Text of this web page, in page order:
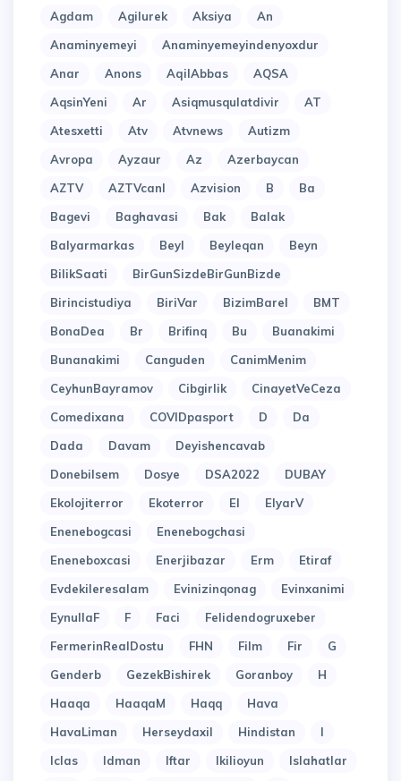
Agdam
Agilurek Aksiya
An
Anaminyemeyi
Anaminyemeyindenyoxdur
Anar
Anons AqilAbbas
AQSA
AqsinYeni
Ar Asiqmusqulatdivir
AT
Atesxetti
Atv Atvnews
Autizm
Avropa
Ayzaur Az
Azerbaycan
AZTV
AZTVcanl Azvision B
Ba
Bagevi
Baghavasi Bak
Balak
Balyarmarkas
Beyl Beyleqan
Beyn
BilikSaati
BirGunSizdeBirGunBizde
Birincistudiya
BiriVar BizimBarel
BMT
BonaDea
Br Brifinq Bu
Buanakimi
Bunanakimi
Canguden
CanimMenim
CeyhunBayramov
Cibgirlik
CinayetVeCeza
Comedixana
COVIDpasport D
Da
Dada
Davam
Deyishencavab
Donebilsem
Dosye DSA2022
DUBAY
Ekolojiterror
Ekoterror El
ElyarV
Enenebogcasi
Enenebogchasi
Eneneboxcasi
Enerjibazar Erm
Etiraf
Evdekileresalam
Evinizinqonag
Evinxanimi
EynullaF
F Faci
Felidendogruxeber
FermerinRealDostu
FHN Film Fir
G
Genderb
GezekBishirek Goranboy
H
Haaqa
HaaqaM Haqq
Hava
HavaLiman
Herseydaxil Hindistan
I
Iclas
Idman Iftar Ikilioyun
Islahatlar